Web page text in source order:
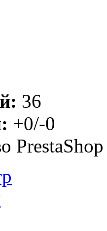
36
+0/-0
PrestaShop